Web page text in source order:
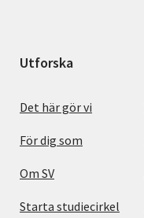
Utforska
Det här gör vi
För dig som
Om SV
Starta studiecirkel